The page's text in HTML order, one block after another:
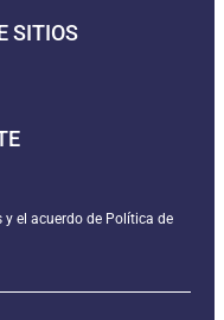
SITIOS
el acuerdo de Política de